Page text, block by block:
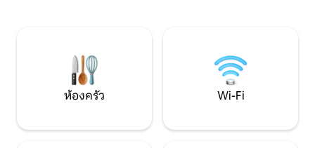
รถยนต์และเพียง 50 นาทีจากปรากและเด
รดอฮอรีและกรุงป
ห้องครัว Wi-Fi